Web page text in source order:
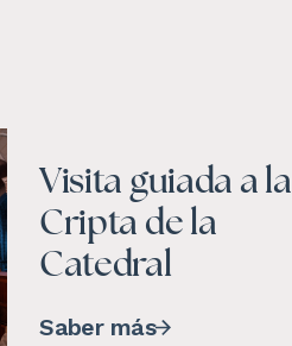
Visita guiada a la
Cripta de la
Catedral
Saber más